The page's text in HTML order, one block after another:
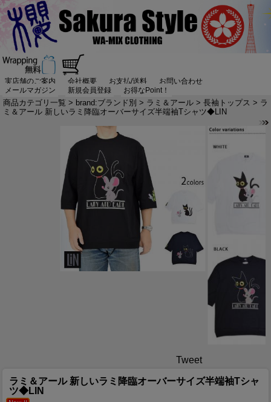
実店舗のご案内 会社概要 お支払/送料
お問い合わせ
メールマガジン
新規会員登録 お得なPoint！
商品カテゴリ一覧 > brand:ブランド別 > ラミ＆アール > 長袖トップス > ラ
ミ＆アール 新しいラミ降臨オーバーサイズ半端袖Tシャツ◆LIN
Tweet
ラミ＆アール 新しいラミ降臨オーバーサイズ半端袖Tシャ
ツ◆LIN